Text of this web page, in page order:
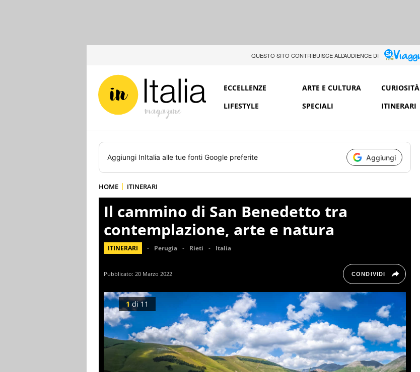
QUESTO SITO CONTRIBUISCE ALL’AUDIENCE DI
ECCELLENZE ARTE E CULTURA CURIOSITÀ
LIFESTYLE
SPECIALI ITINERARI
Aggiungi InItalia alle tue fonti Google preferite Aggiungi
HOME ITINERARI
Il cammino di San Benedetto tra
contemplazione, arte e natura
ITINERARI Perugia Rieti Italia
Pubblicato: 20 Marzo 2022 CONDIVIDI
1di11